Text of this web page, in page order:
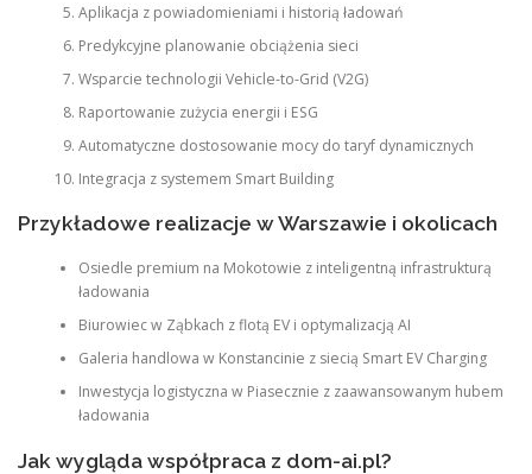
Aplikacja z powiadomieniami i historią ładowań
Predykcyjne planowanie obciążenia sieci
Wsparcie technologii Vehicle-to-Grid (V2G)
Raportowanie zużycia energii i ESG
Automatyczne dostosowanie mocy do taryf dynamicznych
Integracja z systemem Smart Building
Przykładowe realizacje w Warszawie i okolicach
Osiedle premium na Mokotowie z inteligentną infrastrukturą
ładowania
Biurowiec w Ząbkach z flotą EV i optymalizacją AI
Galeria handlowa w Konstancinie z siecią Smart EV Charging
Inwestycja logistyczna w Piasecznie z zaawansowanym hubem
ładowania
Jak wygląda współpraca z dom-ai.pl?